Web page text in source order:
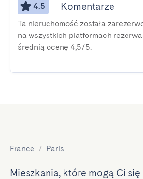
4.5 Komentarze
Ta nieruchomość została
na wszystkich platformach
średnią ocenę 4,5/5.
France / Paris
Mieszkania, które mogą Ci się